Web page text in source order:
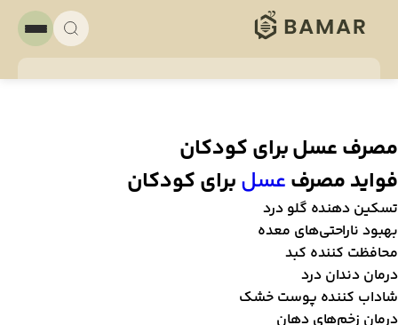
عسل برای کودکان
مصرفعسلبرای کودکان
دهنده گلو درد
ناراحتی‌های معده
کننده کبد
دندان درد
کننده پوست خشک
زخم‌های دهان